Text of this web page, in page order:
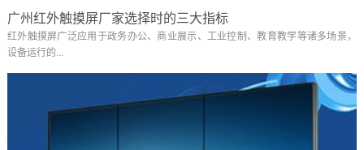
广州红外触摸屏厂家选择时的三大指标
红外触摸屏广泛应用于政务办公、商业展示、工业控制、教育教学等诸多场景，
设备运行的...